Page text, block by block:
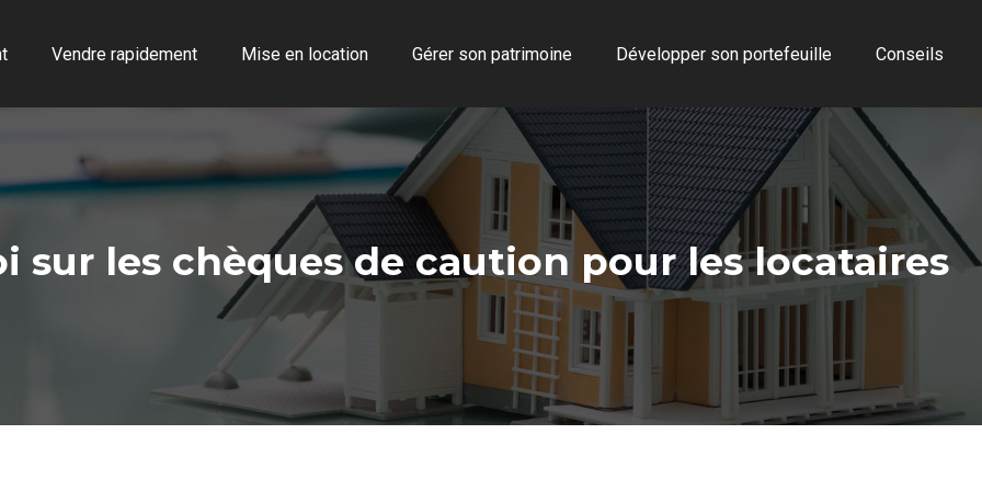
Vendre rapidement Mise en location Gérer son patrimoine Développer son portefeuille Conseils
sur les chèques de caution pour les locataires